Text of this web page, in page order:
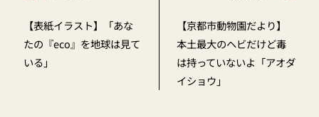
【表紙イラスト】「あな
たの『eco』を地球は見て
いる」
【京都市動物園だより】
本土最大のヘビだけど毒
は持っていないよ「アオダ
イショウ」